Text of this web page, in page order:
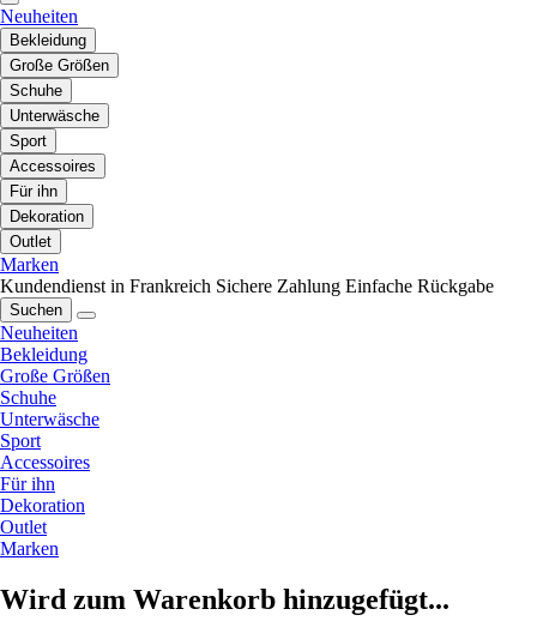
Neuheiten
Bekleidung
Große Größen
Schuhe
Unterwäsche
Sport
Accessoires
Für ihn
Dekoration
Outlet
Marken
Kundendienst in Frankreich Sichere Zahlung Einfache Rückgabe
Suchen
Neuheiten
Bekleidung
Große Größen
Schuhe
Unterwäsche
Sport
Accessoires
Für ihn
Dekoration
Outlet
Marken
Wird zum Warenkorb hinzugefügt...